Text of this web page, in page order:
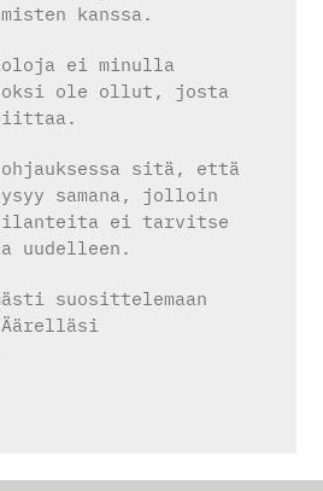
kanssa.
ei minulla
ole ollut, josta
sitä, että
samana, jolloin
ei tarvitse
uudelleen.
suosittelemaan